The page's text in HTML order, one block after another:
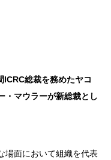
総裁を務めたヤコ
・マウラーが新総裁とし
場面において組織を代表